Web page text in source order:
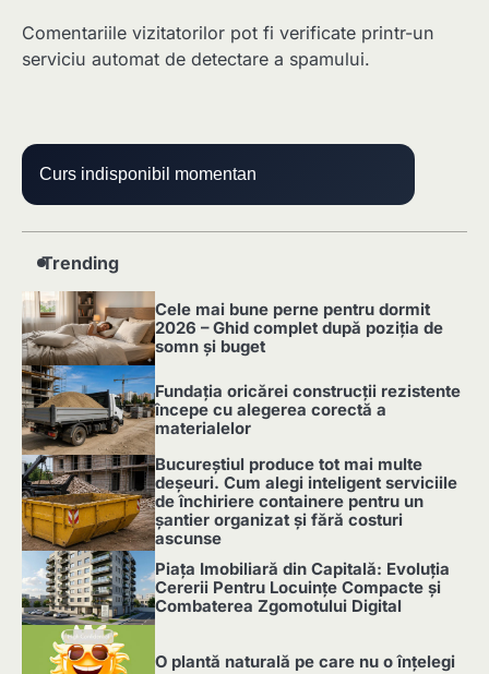
Comentariile vizitatorilor pot fi verificate printr-un
serviciu automat de detectare a spamului.
Curs indisponibil momentan
Trending
1
Cele mai bune perne pentru dormit
2026 – Ghid complet după poziția de
somn și buget
2
Fundația oricărei construcții rezistente
începe cu alegerea corectă a
materialelor
3
Bucureștiul produce tot mai multe
deșeuri. Cum alegi inteligent serviciile
de închiriere containere pentru un
șantier organizat și fără costuri
ascunse
4
Piața Imobiliară din Capitală: Evoluția
Cererii Pentru Locuințe Compacte și
Combaterea Zgomotului Digital
O plantă naturală pe care nu o înțelegi